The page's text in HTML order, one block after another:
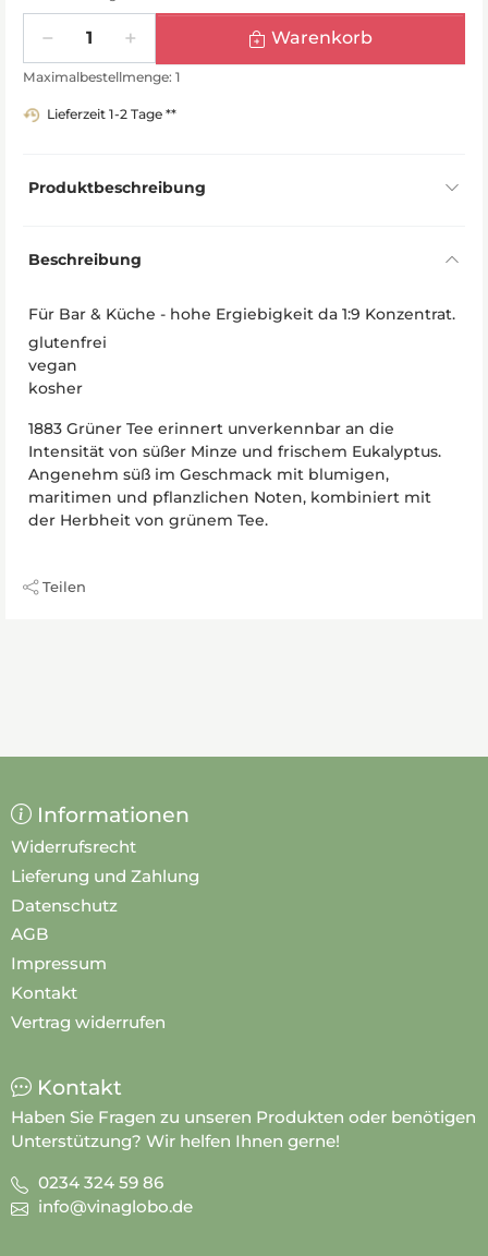
Warenkorb
Maximalbestellmenge: 1
Lieferzeit 1-2 Tage **
Produktbeschreibung
Beschreibung
Für Bar & Küche - hohe Ergiebigkeit da 1:9 Konzentrat.
glutenfrei
vegan
kosher
1883 Grüner Tee erinnert unverkennbar an die
Intensität von süßer Minze und frischem Eukalyptus.
Angenehm süß im Geschmack mit blumigen,
maritimen und pflanzlichen Noten, kombiniert mit
der Herbheit von grünem Tee.
Teilen
Informationen
Widerrufsrecht
Lieferung und Zahlung
Datenschutz
AGB
Impressum
Kontakt
Vertrag widerrufen
Kontakt
Haben Sie Fragen zu unseren Produkten oder benötigen
Unterstützung? Wir helfen Ihnen gerne!
0234 324 59 86
info@vinaglobo.de